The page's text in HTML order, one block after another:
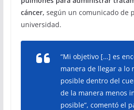
cáncer, según un comunicado de
universidad.
“Mi objetivo […] es
manera de llegar a lo
posible dentro del
de la manera menos
posible”, comentó el